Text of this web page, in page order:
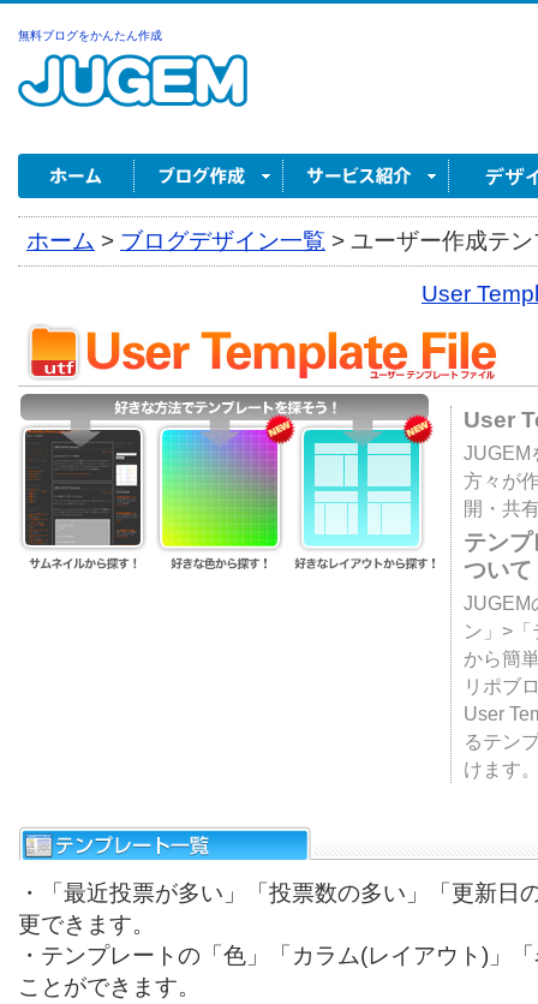
無料ブログをかんたん作成
ホーム > ブログデザイン一覧 > ユーザー作成テ
User
User
JUGEM
方々が
開・共
テン
ついて
JUGEM
ン」>
から簡
リポブ
User
るテン
けます
・「最近投票が多い」「投票数の多い」「更新日
更できます。
・テンプレートの「色」「カラム(レイアウト)」
ことができます。